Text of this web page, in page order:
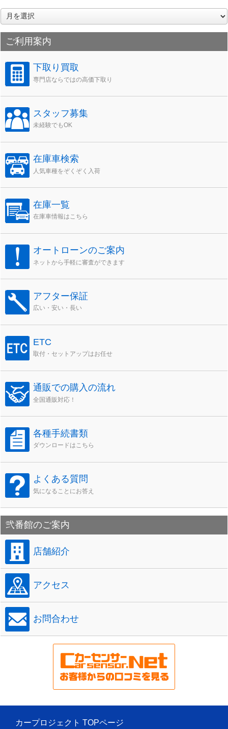
ア
ー
カ
イ
ブ
ご利用案内
下取り買取
専門店ならではの高価下取り
スタッフ募集
未経験でもOK
在庫車検索
人気車種をぞくぞく入荷
在庫一覧
在庫車情報はこちら
オートローンのご案内
ネットから手軽に審査ができます
アフター保証
広い・安い・長い
ETC
取付・セットアップはお任せ
通販での購入の流れ
全国通販対応！
各種手続書類
ダウンロードはこちら
よくある質問
気になることにお答え
弐番館のご案内
店舗紹介
アクセス
お問合わせ
カープロジェクト TOPページ